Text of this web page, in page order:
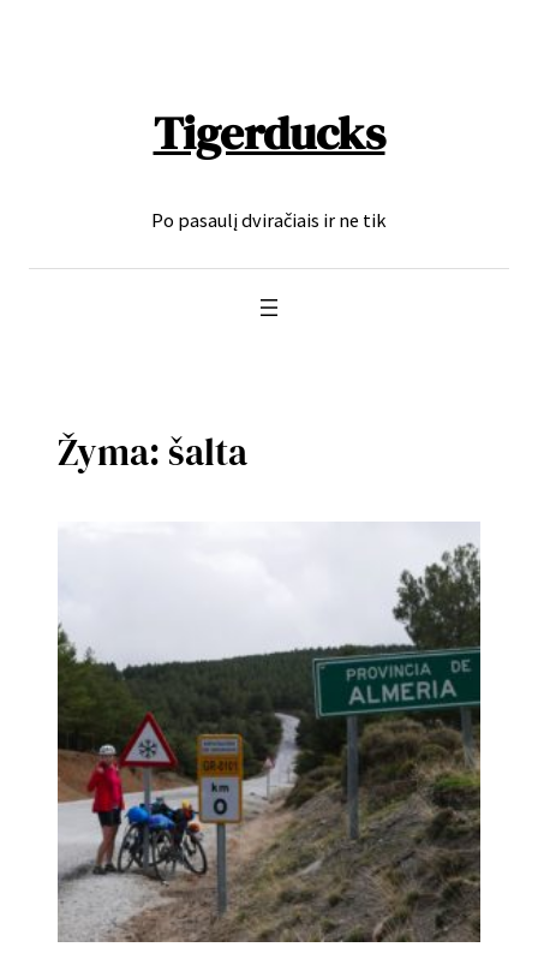
Tigerducks
Po pasaulį dviračiais ir ne tik
Žyma: šalta